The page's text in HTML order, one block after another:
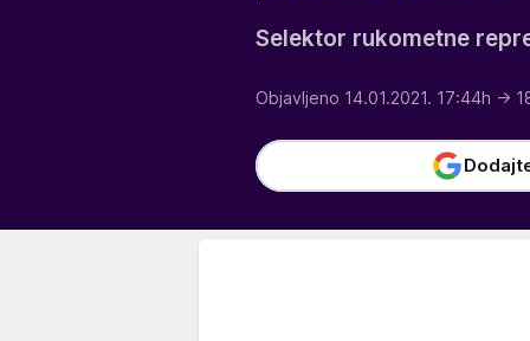
Selektor rukometne
Objavljeno 14.01.2021. 17:44h →